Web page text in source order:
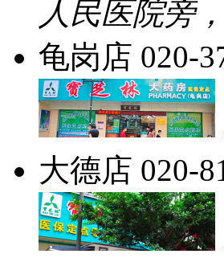
人民医院旁
龟岗店 020-
大德店 020-